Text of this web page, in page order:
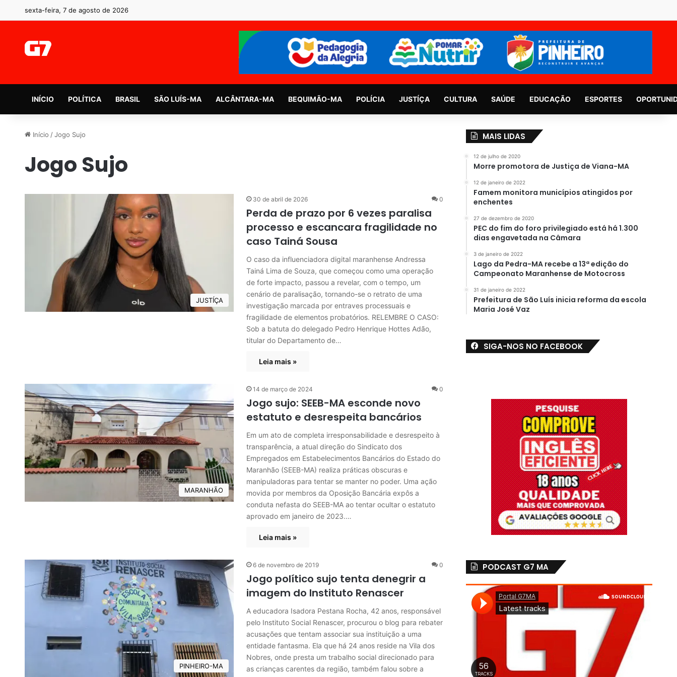
sexta-feira, 7 de agosto de 2026
INÍCIO POLÍTICA BRASIL SÃO LUÍS-MA ALCÂNTARA-MA BEQUIMÃO-MA POLÍCIA JUSTÍÇA CULTURA SAÚDE EDUCAÇÃO ESPORTES
Início / Jogo Sujo
Jogo Sujo
JUSTÍÇA
30 de abril de 2026 0
Perda de prazo por 6 vezes paralisa
processo e escancara fragilidade no
caso Tainá Sousa
O caso da influenciadora digital maranhense Andressa
Tainá Lima de Souza, que começou como uma operação
de forte impacto, passou a revelar, com o tempo, um
cenário de paralisação, tornando-se o retrato de uma
investigação marcada por entraves processuais e
fragilidade de elementos probatórios. RELEMBRE O CASO:
Sob a batuta do delegado Pedro Henrique Hottes Adão,
titular do Departamento de…
Leia mais »
MARANHÃO
14 de março de 2024 0
Jogo sujo: SEEB-MA esconde novo
estatuto e desrespeita bancários
Em um ato de completa irresponsabilidade e desrespeito à
transparência, a atual direção do Sindicato dos
Empregados em Estabelecimentos Bancários do Estado do
Maranhão (SEEB-MA) realiza práticas obscuras e
manipuladoras para tentar se manter no poder. Uma ação
movida por membros da Oposição Bancária expôs a
conduta nefasta do SEEB-MA ao tentar ocultar o estatuto
aprovado em janeiro de 2023.…
Leia mais »
PINHEIRO-MA
6 de novembro de 2019 0
Jogo político sujo tenta denegrir a
imagem do Instituto Renascer
A educadora Isadora Pestana Rocha, 42 anos, responsável
pelo Instituto Social Renascer, procurou o blog para rebater
acusações que tentam associar sua instituição a uma
entidade fantasma. Ela que há 24 anos reside na Vila dos
Nobres, onde presta um trabalho social direcionado para
as crianças carentes da região, também falou sobre a
MAIS LIDAS
12 de julho de 2020
Morre promotora de Justiça de Viana-MA
12 de janeiro de 2022
Famem monitora municípios atingidos por
enchentes
27 de dezembro de 2020
PEC do fim do foro privilegiado está há 1.300
dias engavetada na Câmara
3 de janeiro de 2022
Lago da Pedra-MA recebe a 13ª edição do
Campeonato Maranhense de Motocross
31 de janeiro de 2022
Prefeitura de São Luís inicia reforma da escola
Maria José Vaz
SIGA-NOS NO FACEBOOK
PODCAST G7 MA